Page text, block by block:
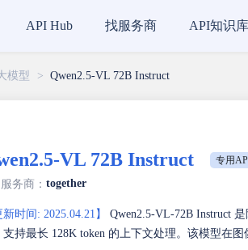
API Hub 找服务商 API知识库
模型 > Qwen2.5-VL 72B Instruct
VL 72B Instruct 专用
服务商： together
新时间: 2025.04.21】
Qwen2.5-VL-72B Instruct
支持最长 128K token 的上下文处理。该模型在